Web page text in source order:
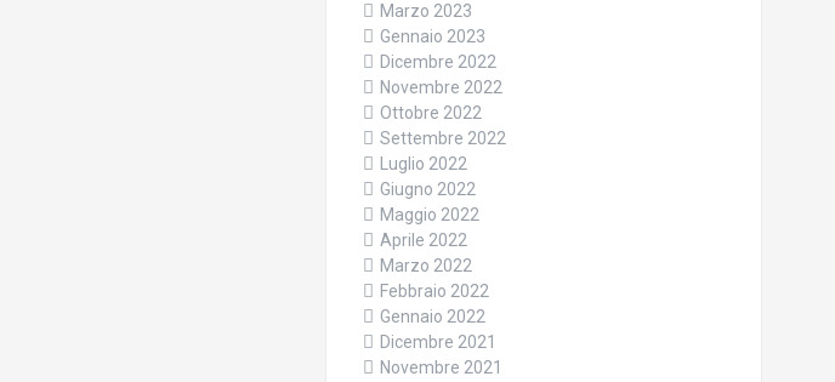
Marzo 2023
Gennaio 2023
Dicembre 2022
Novembre 2022
Ottobre 2022
Settembre 2022
Luglio 2022
Giugno 2022
Maggio 2022
Aprile 2022
Marzo 2022
Febbraio 2022
Gennaio 2022
Dicembre 2021
Novembre 2021